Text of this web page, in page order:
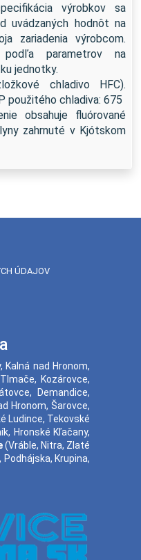
výrobkov sa
uvádzaných hodnôt na
zariadenia výrobcom.
parametrov na
jednotky.
chladivo HFC).
použitého chladiva: 675
obsahuje fluórované
zahrnuté v Kjótskom
ÚDAJOV
, Kalná nad Hronom,
Tlmače, Kozárovce,
, Demandice,
Hronom,Šarovce,
Ludince, Tekovské
, Hronské Kľačany,
(Vráble, Nitra, Zlaté
, Podhájska, Krupina,